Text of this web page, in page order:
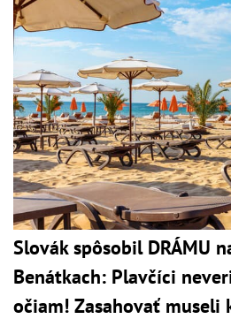
Slovák spôsobil DRÁMU
Benátkach: Plavčíci
očiam! Zasahovať museli